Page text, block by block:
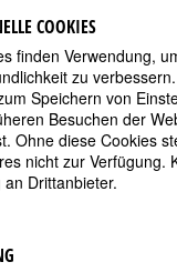
FRANZISKA ANNEKE
COOKIES
finden Verwendung,
zu
Speichern von
Besuchen der
Ohne diese Cookies
nicht zur Verfügung.
Drittanbieter.